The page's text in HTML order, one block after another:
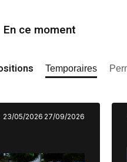
En ce moment
Temporaires
23/05/2026 27/09/2026